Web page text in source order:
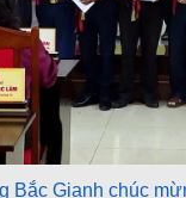
Bắc Gianh chúc